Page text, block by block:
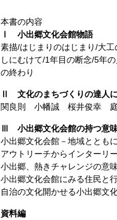
本書の内容
Ⅰ 小出郷文化会館物語
素描/はじまりのはじまり/大
しにむけて/1年目の断念/5年
の終わり
Ⅱ 文化のまちづくりの達人に
関良則 小幡誠 桜井俊幸 庭
Ⅲ 小出郷文化会館の持つ意
小出郷文化会館－地域ととも
アウトリーチからインターリ
小出郷、熱きチャレンジの意
小出郷文化会館にみる住民と
自治の文化開かせる小出郷文
資料編